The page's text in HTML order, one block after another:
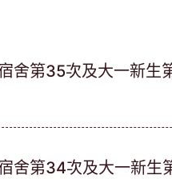
舍第35次及大一新生
舍第34次及大一新生